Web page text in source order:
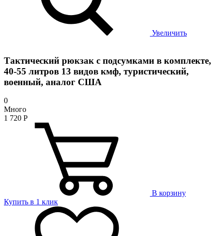
Увеличить
Тактический рюкзак с подсумками в комплекте,
40-55 литров 13 видов кмф, туристический,
военный, аналог США
0
Много
1 720 Р
В корзину
Купить в 1 клик